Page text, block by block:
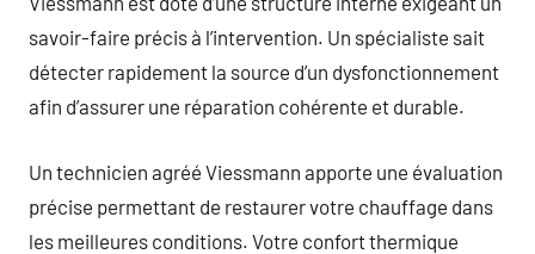
savoir-faire précis à l’intervention. Un spécialiste sait
détecter rapidement la source d’un dysfonctionnement
afin d’assurer une réparation cohérente et durable.
Un technicien agréé Viessmann apporte une évaluation
précise permettant de restaurer votre chauffage dans
les meilleures conditions. Votre confort thermique